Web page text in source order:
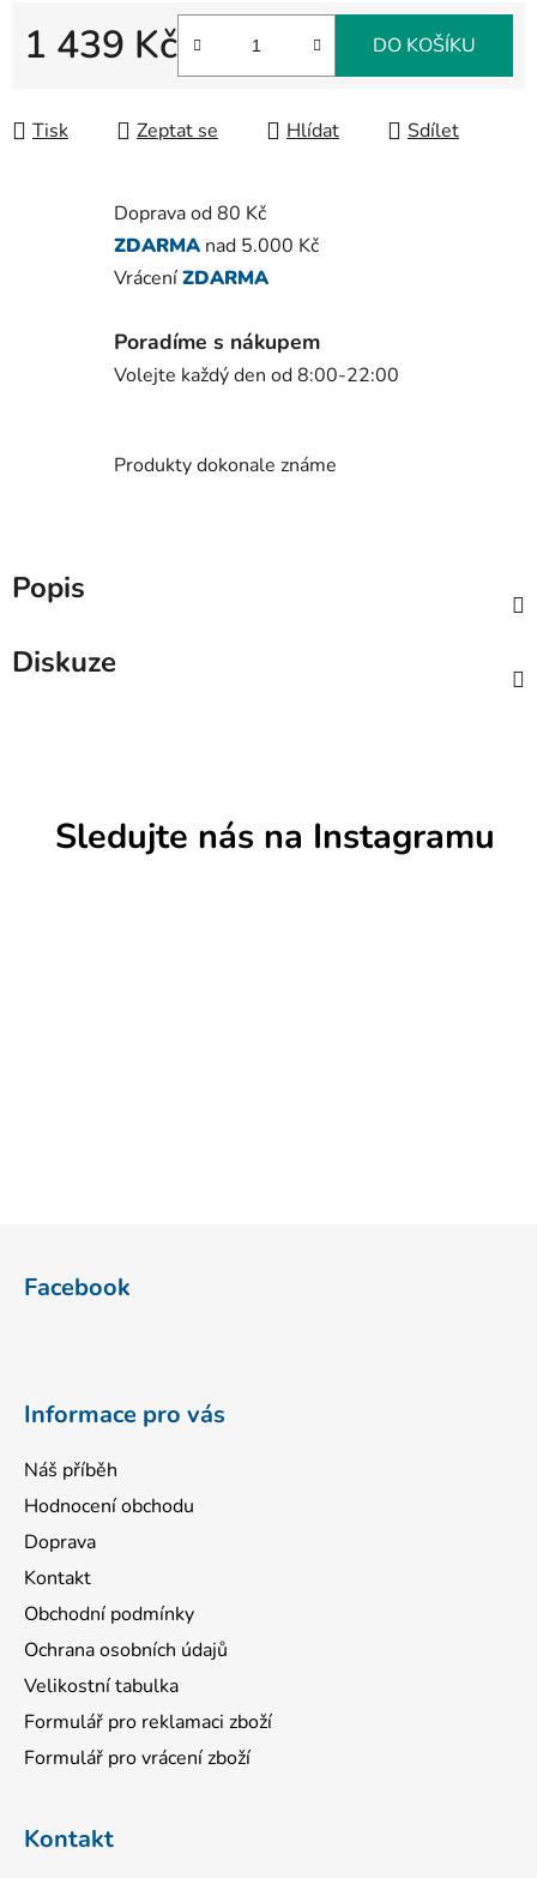
1 439 Kč DO KOŠÍKU
Tisk Zeptat se Hlídat Sdílet
Doprava od 80 Kč
ZDARMA nad 5.000 Kč
VráceníZDARMA
Poradíme s nákupem
Volejte každý den od 8:00-22:00
Produkty dokonale známe
Popis
Diskuze
Sledujte nás na Instagramu
Facebook
Informace pro vás
Náš příběh
Hodnocení obchodu
Doprava
Kontakt
Obchodní podmínky
Ochrana osobních údajů
Velikostní tabulka
Formulář pro reklamaci zboží
Formulář pro vrácení zboží
Kontakt